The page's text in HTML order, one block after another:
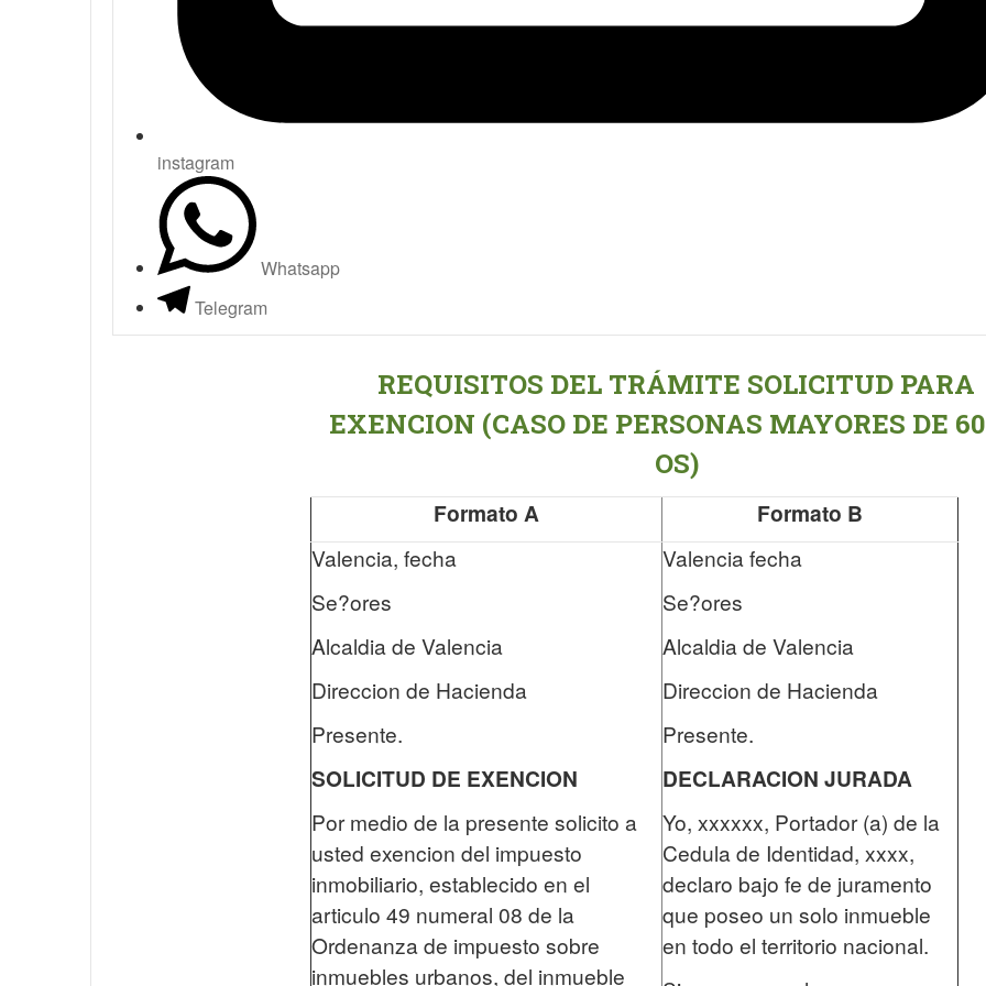
instagram
Whatsapp
Telegram
REQUISITOS DEL TRÁMITE SOLICITUD PARA
EXENCION (CASO DE PERSONAS MAYORES DE
OS)
Formato A Formato B
Valencia, fecha
Se?ores
Alcaldia de Valencia
Direccion de Hacienda
Presente.
SOLICITUD DE EXENCION
Por medio de la presente solicito a
usted exencion del impuesto
inmobiliario, establecido en el
articulo 49 numeral 08 de la
Ordenanza de impuesto sobre
inmuebles urbanos, del inmueble
Valencia fecha
Se?ores
Alcaldia de Valencia
Direccion de Hacienda
Presente.
DECLARACION JURADA
Yo, xxxxxx, Portador (a) de la
Cedula de Identidad, xxxx,
declaro bajo fe de juramento
que poseo un solo inmueble
en todo el territorio nacional.